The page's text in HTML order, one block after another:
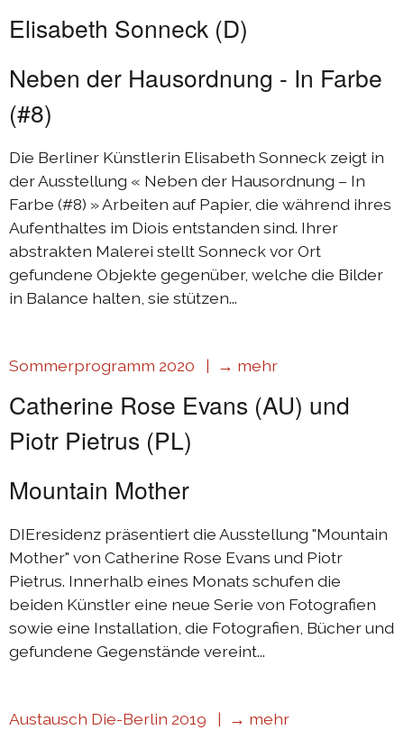
Elisabeth Sonneck (D)
Neben der Hausordnung - In Farbe
(#8)
Die Berliner Künstlerin Elisabeth Sonneck zeigt in
der Ausstellung « Neben der Hausordnung – In
Farbe (#8) » Arbeiten auf Papier, die während ihres
Aufenthaltes im Diois entstanden sind. Ihrer
abstrakten Malerei stellt Sonneck vor Ort
gefundene Objekte gegenüber, welche die Bilder
in Balance halten, sie stützen...
Sommerprogramm 2020 | → mehr
Catherine Rose Evans (AU) und
Piotr Pietrus (PL)
Mountain Mother
DIEresidenz präsentiert die Ausstellung "Mountain
Mother" von Catherine Rose Evans und Piotr
Pietrus. Innerhalb eines Monats schufen die
beiden Künstler eine neue Serie von Fotografien
sowie eine Installation, die Fotografien, Bücher und
gefundene Gegenstände vereint...
Austausch Die-Berlin 2019 | → mehr